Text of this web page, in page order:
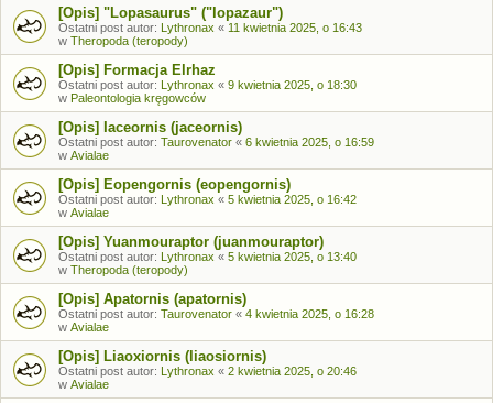
[Opis] "Lopasaurus" ("lopazaur")
Ostatni post autor: Lythronax « 11 kwietnia 2025, o 16:43
w Theropoda (teropody)
[Opis] Formacja Elrhaz
Ostatni post autor: Lythronax « 9 kwietnia 2025, o 18:30
w Paleontologia kręgowców
[Opis] Iaceornis (jaceornis)
Ostatni post autor: Taurovenator « 6 kwietnia 2025, o 16:59
w Avialae
[Opis] Eopengornis (eopengornis)
Ostatni post autor: Lythronax « 5 kwietnia 2025, o 16:42
w Avialae
[Opis] Yuanmouraptor (juanmouraptor)
Ostatni post autor: Lythronax « 5 kwietnia 2025, o 13:40
w Theropoda (teropody)
[Opis] Apatornis (apatornis)
Ostatni post autor: Taurovenator « 4 kwietnia 2025, o 16:28
w Avialae
[Opis] Liaoxiornis (liaosiornis)
Ostatni post autor: Lythronax « 2 kwietnia 2025, o 20:46
w Avialae